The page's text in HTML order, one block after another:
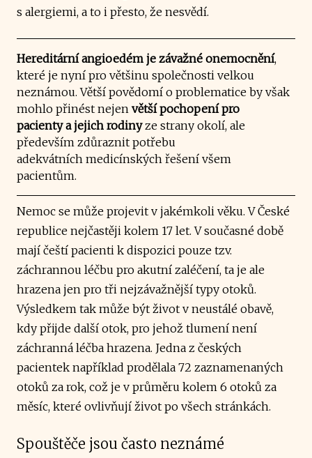
s alergiemi, a to i přesto, že nesvědí.
Hereditární angioedém je závažné onemocnění,
které je nyní pro většinu společnosti velkou
neznámou. Větší povědomí o problematice by však
mohlo přinést nejen větší pochopení pro
pacienty a jejich rodinyze strany okolí, ale
především zdůraznit potřebu
adekvátních medicínských řešení všem
pacientům.
Nemoc se může projevit v jakémkoli věku. V České
republice nejčastěji kolem 17 let. V současné době
mají čeští pacienti k dispozici pouze tzv.
záchrannou léčbu pro akutní zaléčení, ta je ale
hrazena jen pro tři nejzávažnější typy otoků.
Výsledkem tak může být život v neustálé obavě,
kdy přijde další otok, pro jehož tlumení není
záchranná léčba hrazena. Jedna z českých
pacientek například prodělala 72 zaznamenaných
otoků za rok, což je v průměru kolem 6 otoků za
měsíc, které ovlivňují život po všech stránkách.
Spouštěče jsou často neznámé